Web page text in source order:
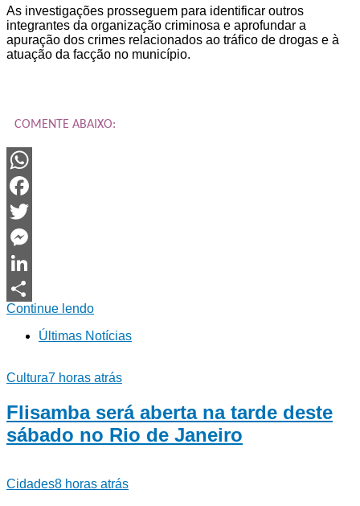
As investigações prosseguem para identificar outros
integrantes da organização criminosa e aprofundar a
apuração dos crimes relacionados ao tráfico de drogas e à
atuação da facção no município.
COMENTE ABAIXO:
WhatsApp
Facebook
Twitter
Messenger
LinkedIn
Share
Continue lendo
Últimas Notícias
Cultura7 horas atrás
Flisamba será aberta na tarde deste
sábado no Rio de Janeiro
Cidades8 horas atrás